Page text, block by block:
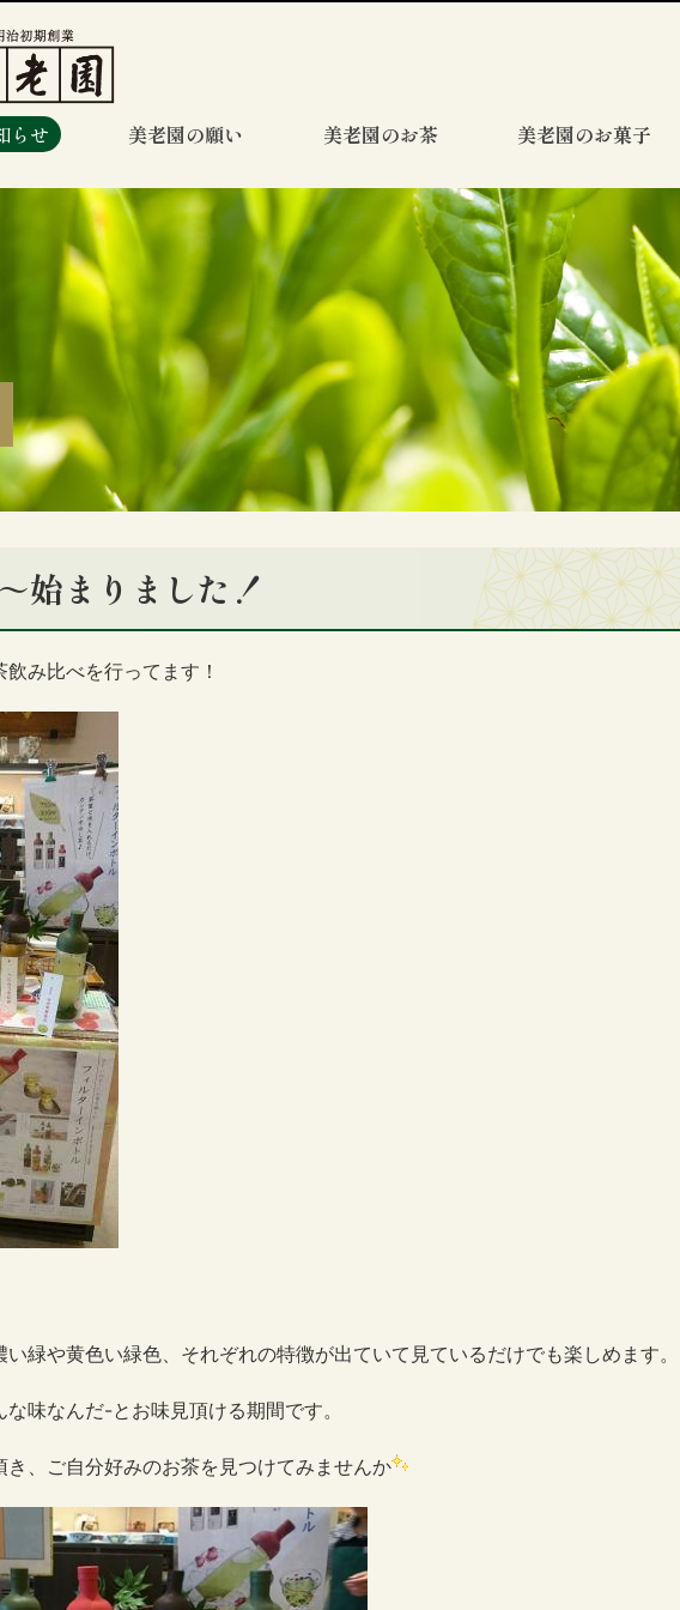
らせ 美老園の願い 美老園のお茶 美老園のお菓子
始まりました！
み比べを行ってます！
緑や黄色い緑色、それぞれの特徴が出ていて見ているだけでも楽しめます。
味なんだ-とお味見頂ける期間です。
き、ご自分好みのお茶を見つけてみませんか